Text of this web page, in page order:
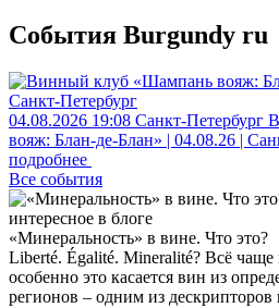
События Burgundy ru
04.08.2026 19:08 Санкт-Петербург
вояж: Блан-де-Блан» | 04.08.26 |
подробнее
Все события
интересное в блоге
«Минеральность» в вине. Что это?
​​Liberté. Égalité. Mineralité? Всё
особенно это касается вин из
регионов – одним из дескрипторов